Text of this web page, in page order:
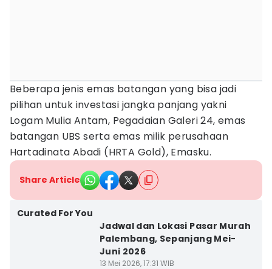
Beberapa jenis emas batangan yang bisa jadi
pilihan untuk investasi jangka panjang yakni
Logam Mulia Antam, Pegadaian Galeri 24, emas
batangan UBS serta emas milik perusahaan
Hartadinata Abadi (HRTA Gold), Emasku.
Share Article
Curated For You
Jadwal dan Lokasi Pasar Murah
Palembang, Sepanjang Mei-
Juni 2026
13 Mei 2026, 17:31 WIB